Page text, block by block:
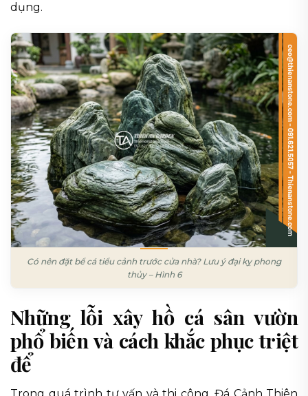
dụng.
Có nên đặt bể cá tiểu cảnh trước cửa nhà? Lưu ý đại kỵ phong
thủy – Hình 6
Những lỗi xây hồ cá sân vườn
phổ biến và cách khắc phục triệt
để